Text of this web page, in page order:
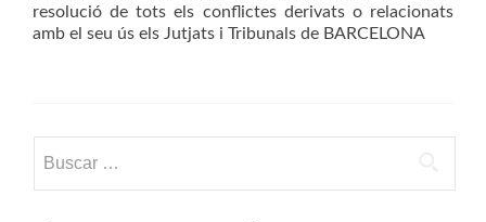
resolució de tots els conflictes derivats o relacionats
amb el seu ús els Jutjats i Tribunals de BARCELONA